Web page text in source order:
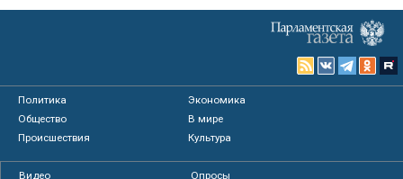
Политика
Экономика
Общество
В мире
Происшествия
Культура
Видео
Опросы